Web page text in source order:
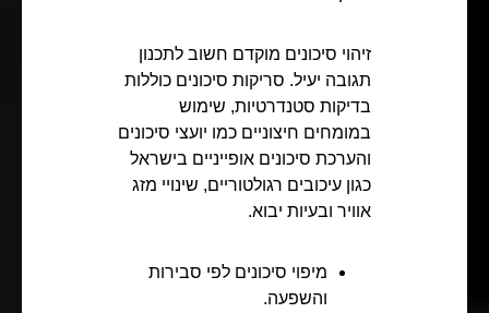
זיהוי סיכונים מוקדם חשוב לתכנון
תגובה יעיל. סריקות סיכונים כוללות
בדיקות סטנדרטיות, שימוש
במומחים חיצוניים כמו יועצי סיכונים
והערכת סיכונים אופייניים בישראל
כגון עיכובים רגולטוריים, שינויי מזג
אוויר ובעיות יבוא.
מיפוי סיכונים לפי סבירות
והשפעה.